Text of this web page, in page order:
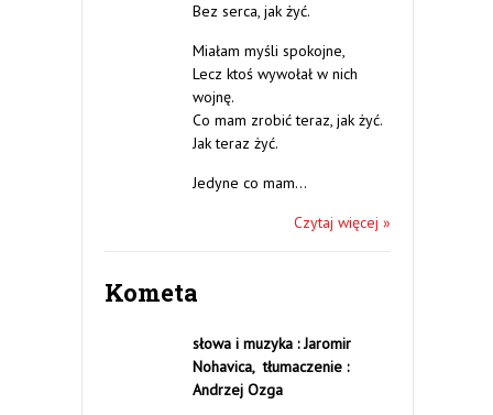
Bez serca, jak żyć.
Miałam myśli spokojne,
Lecz ktoś wywołał w nich
wojnę.
Co mam zrobić teraz, jak żyć.
Jak teraz żyć.
Jedyne co mam…
Czytaj więcej »
Kometa
słowa i muzyka : Jaromir
Nohavica, tłumaczenie :
Andrzej Ozga